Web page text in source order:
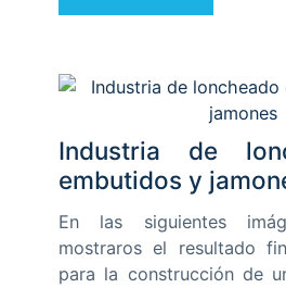
Industria de
embutidos y
En las siguientes
mostraros el resultado
para la construcción de